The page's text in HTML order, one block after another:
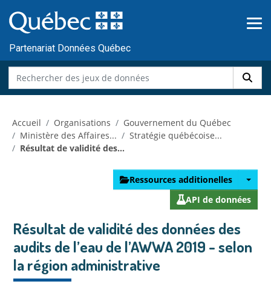
au
contenu
Partenariat Données Québec
Accueil Organisations
Gouvernement du Québec
Ministère des Affaires...
Stratégie québécoise...
Résultat de validité des...
Ressources additionelles
API de données
Résultat de validité des données des
audits de l’eau de l’AWWA 2019 - selon
la région administrative